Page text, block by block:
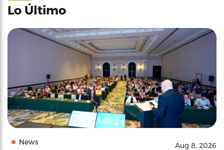
Lo Último
News Aug 8, 2026